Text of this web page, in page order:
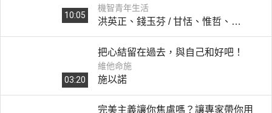
10:05
生家庭影響的擇偶迷思！｜《擇偶！
為何總有爸媽影子？》
機智青年生活
洪英正、錢玉芬 / 甘恬、惟哲、
Angelin
03:20
把心結留在過去，與自己和好吧！
維他命施
施以諾
完美主義讓你焦慮嗎？讓專家帶你用